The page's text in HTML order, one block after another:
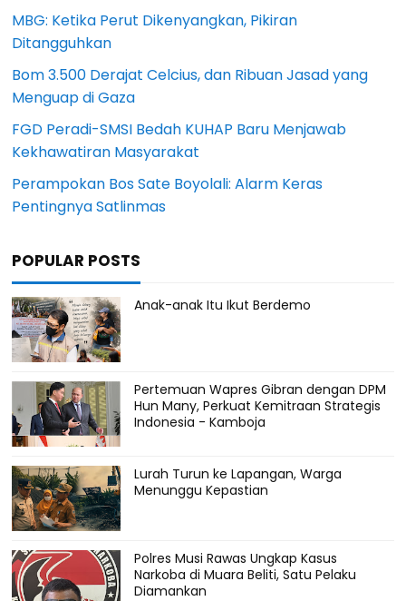
MBG: Ketika Perut Dikenyangkan, Pikiran
Ditangguhkan
Bom 3.500 Derajat Celcius, dan Ribuan Jasad yang
Menguap di Gaza
FGD Peradi-SMSI Bedah KUHAP Baru Menjawab
Kekhawatiran Masyarakat
Perampokan Bos Sate Boyolali: Alarm Keras
Pentingnya Satlinmas
POPULAR POSTS
Anak-anak Itu Ikut Berdemo
Pertemuan Wapres Gibran dengan DPM
Hun Many, Perkuat Kemitraan Strategis
Indonesia - Kamboja
Lurah Turun ke Lapangan, Warga
Menunggu Kepastian
Polres Musi Rawas Ungkap Kasus
Narkoba di Muara Beliti, Satu Pelaku
Diamankan